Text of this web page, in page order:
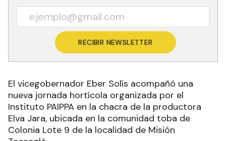
RECIBIR NEWSLETTER
El vicegobernador Eber Solís acompañó una
nueva jornada hortícola organizada por el
Instituto PAIPPA en la chacra de la productora
Elva Jara, ubicada en la comunidad toba de
Colonia Lote 9 de la localidad de Misión